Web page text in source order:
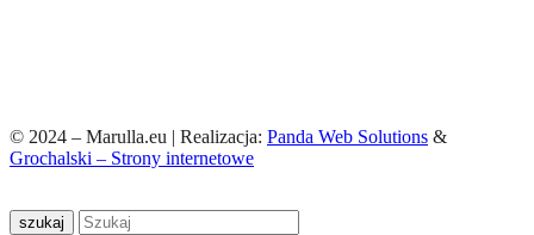
© 2024 – Marulla.eu | Realizacja: Panda Web Solutions &
Grochalski – Strony internetowe
szukaj